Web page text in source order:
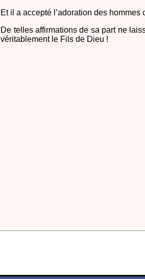
Et il a accepté l’adoration des
De telles affirmations de sa part ne
véritablement le Fils de Dieu !